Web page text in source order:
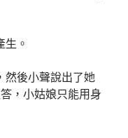
生。
然後小聲說出了她
，小姑娘只能用身